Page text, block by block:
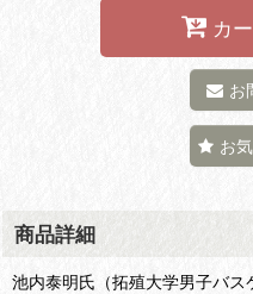
カ
お
お
商品詳細
池内泰明氏（拓殖大学男子バ